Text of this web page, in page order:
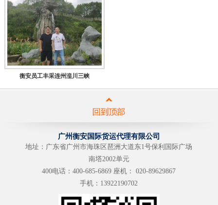
衡安员工丰采连州湟川三峡
广州衡安国际货运代理有限公司
地址：广东省广州市海珠区琶洲大道东1号保利国际广场
南塔2002单元
400电话：400-685-6869 座机：
020-89629867
手机： 13922190702